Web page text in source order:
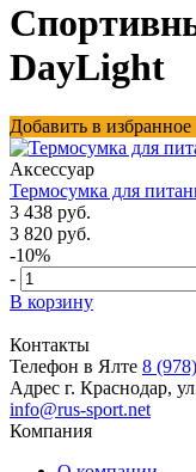
DayLight
Добавить в избранное
Аксессуар
Термосумка для
3 438 руб.
3 820 руб.
-10%
-
В корзину
Контакты
Телефон в Ялте 8
Адрес г. Краснодар,
info@rus-sport.net
Компания